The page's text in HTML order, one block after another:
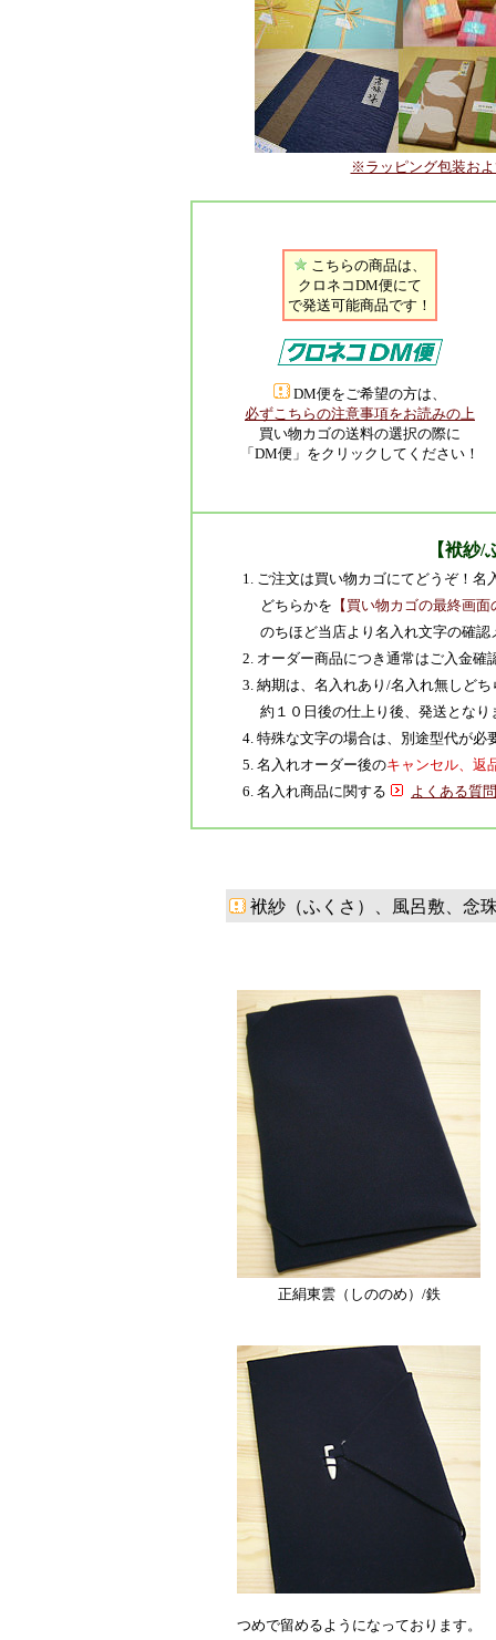
※ラッピング包装お
こちらの商品は、
クロネコDM便にて
で発送可能商品です！
DM便をご希望の方は、
必ずこちらの注意事項をお読みの上
買い物カゴの送料の選択の際に
「DM便」をクリックしてください！
【袱紗
1. ご注文は買い物カゴにてどうぞ！
どちらかを 【買い物カゴの最終画
のちほど当店より名入れ文字の確認
2. オーダー商品につき通常はご入金確
3. 納期は、名入れあり/名入れ無しど
約１０日後の仕上り後、発送となり
4. 特殊な文字の場合は、別途型代が
5. 名入れオーダー後のキャンセル、返
6. 名入れ商品に関する
よくある質
袱紗（ふくさ）、風呂敷、念
正絹東雲（しののめ）/鉄
つめで留めるようになっております。